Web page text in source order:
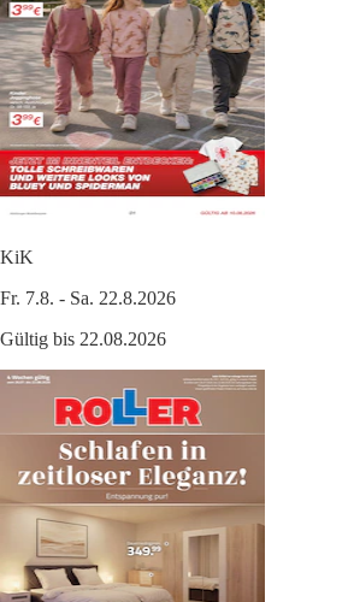
KiK
Fr. 7.8. - Sa. 22.8.2026
Gültig bis 22.08.2026